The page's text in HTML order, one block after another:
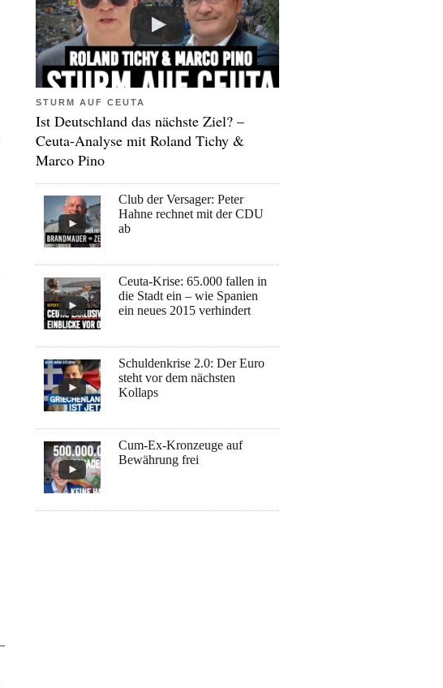
STURM AUF CEUTA
Ist Deutschland das nächste Ziel? –
Ceuta-Analyse mit Roland Tichy &
Marco Pino
Club der Versager: Peter
Hahne rechnet mit der CDU
ab
Ceuta-Krise: 65.000 fallen in
die Stadt ein – wie Spanien
ein neues 2015 verhindert
Schuldenkrise 2.0: Der Euro
steht vor dem nächsten
Kollaps
Cum-Ex-Kronzeuge auf
Bewährung frei